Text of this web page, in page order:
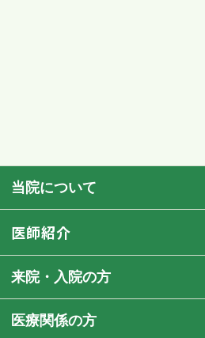
当院について
医師紹介
来院・入院の方
医療関係の方